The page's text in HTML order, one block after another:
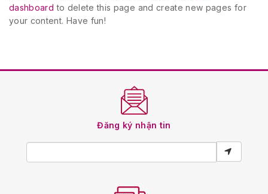
dashboard to delete this page and create new pages for
your content. Have fun!
Đăng ký nhận tin